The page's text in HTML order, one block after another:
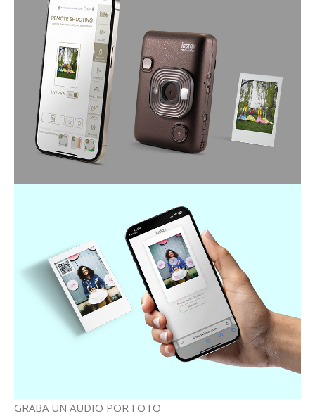
GRABA UN AUDIO POR FOTO